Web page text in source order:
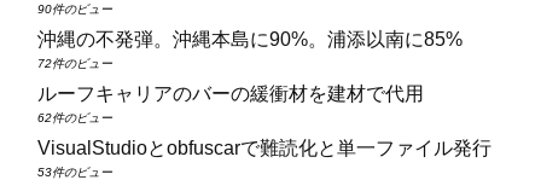
90件のビュー
沖縄の不発弾。沖縄本島に90%。浦添以南に85%
72件のビュー
ルーフキャリアのバーの緩衝材を建材で代用
62件のビュー
VisualStudioとobfuscarで難読化と単一ファイル発行
53件のビュー